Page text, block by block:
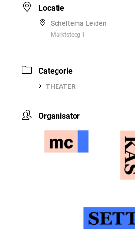
Locatie
Scheltema Leiden
Marktsteeg 1
Categorie
THEATER
Organisator